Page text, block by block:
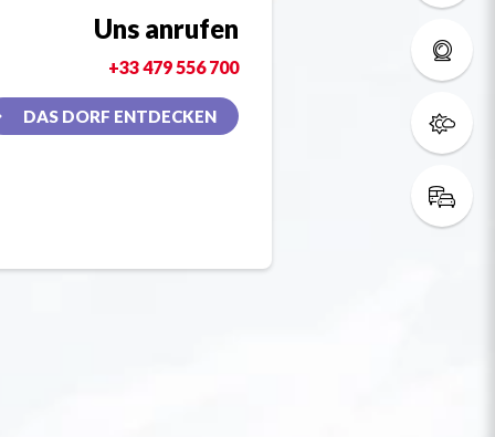
Uns anrufen
+33 479 556 700
DAS DORF ENTDECKEN